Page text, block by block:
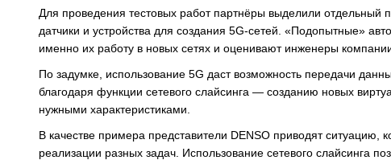
Для проведения тестовых работ партнёры выделили
датчики и устройства для создания 5G-сетей. «Подопытные»
именно их работу в новых сетях и оценивают инженеры
По задумке, использование 5G даст возможность передачи
благодаря функции сетевого слайсинга — созданию новых
нужными характеристиками.
В качестве примера представители DENSO приводят ситуацию,
реализации разных задач. Использование сетевого слайсинга